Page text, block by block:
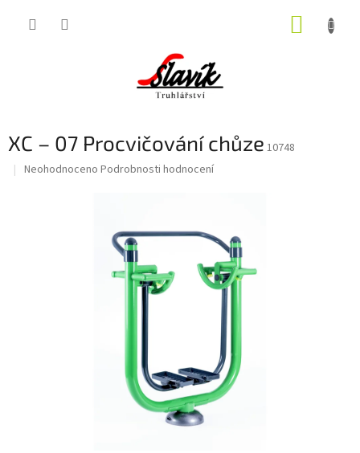
XC – 07 Procvičování chůze 10748
Průměrné
Neohodnoceno Podrobnosti hodnocení